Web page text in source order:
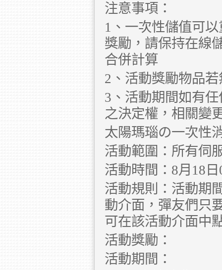
注意事項：
1、一次性儲值可
獎勵，請保持在線
合併計算
2、活動獎勵物品
3、活動期間如有
之決定權，相關變
太陽瑪瑙の一次性
活動範圍：所有伺
活動時間：8月18
活動規則：活動期
動介面，彈友們只
可在該活動介面中
活動獎勵：
活動期間：